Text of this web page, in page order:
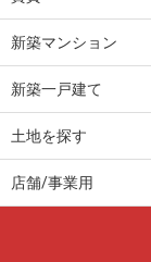
新築マンション
新築一戸建て
土地を探す
店舗/事業用